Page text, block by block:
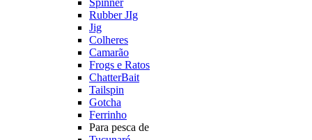
Spinner
Rubber JIg
Jig
Colheres
Camarão
Frogs e Ratos
ChatterBait
Tailspin
Gotcha
Ferrinho
Para pesca de